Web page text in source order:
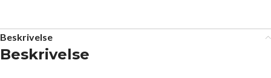
Beskrivelse
Beskrivelse